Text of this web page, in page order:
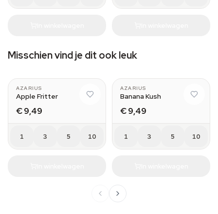
Misschien vind je dit ook leuk
AZARIUS
Apple Fritter
€ 9,49
1 3 5 10
AZARIUS
Banana Kush
€ 9,49
1 3 5 10